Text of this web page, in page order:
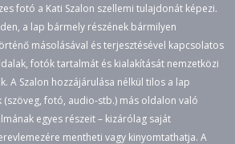
fotó a Kati Szalon szellemi tulajdonát képezi.
a lap bármely részének bármilyen
másolásával és terjesztésével kapcsolatos
fotók tartalmát és kialakítását nemzetközi
A Szalon hozzájárulása nélkül tilos a lap
(szöveg, fotó, audio-stb.) más oldalon való
egyes részeit – kizárólag saját
mentheti vagy kinyomtathatja. A